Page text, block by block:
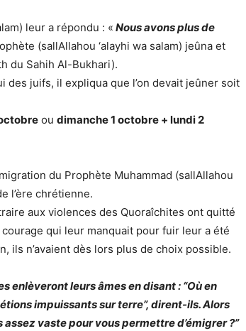
leur a répondu : « Nous avons plus de
(sallAllahou ‘alayhi wa salam) jeûna et
du Sahih Al-Bukhari).
juifs, il expliqua que l’on devait jeûner soit
ou dimanche 1 octobre + lundi 2
du Prophète Muhammad (sallAllahou
l’ère chrétienne.
aux violences des Quoraîchites ont quitté
qui leur manquait pour fuir leur a été
ils n’avaient dès lors plus de choix possible.
enlèveront leurs âmes en disant : “Où en
impuissants sur terre”, dirent-ils. Alors
assez vaste pour vous permettre d’émigrer ?”